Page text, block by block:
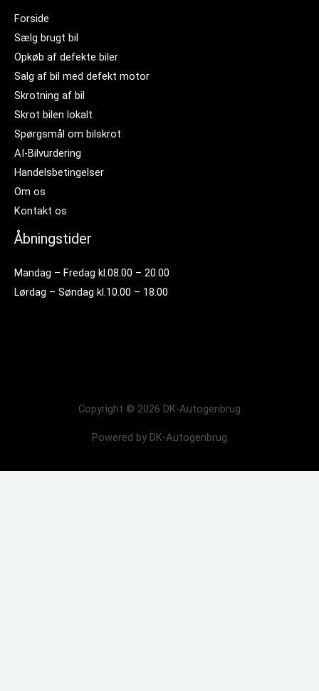
Forside
Sælg brugt bil
Opkøb af defekte biler
Salg af bil med defekt motor
Skrotning af bil
Skrot bilen lokalt
Spørgsmål om bilskrot
AI-Bilvurdering
Handelsbetingelser
Om os
Kontakt os
Åbningstider
Mandag – Fredag kl.08.00 – 20.00
Lørdag – Søndag kl.10.00 – 18.00
Copyright © 2026 DK-Autogenbrug
Powered by DK-Autogenbrug